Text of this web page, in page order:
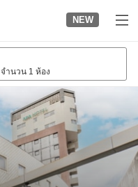
NEW
จำนวน 1 ห้อง